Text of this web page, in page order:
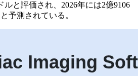
ルと評価され、2026年には2億9106
予測されている。